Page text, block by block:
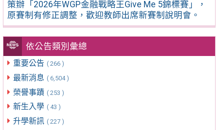
策辦「2026年WGP金融戰略王Give Me 5錦標賽」，
原賽制有修正調整，歡迎教師出席新賽制說明會。
依公告類別彙總
重要公告 ( 266 )
最新消息 ( 6,504 )
榮譽事蹟 ( 253 )
新生入學 ( 43 )
升學新訊 ( 227 )